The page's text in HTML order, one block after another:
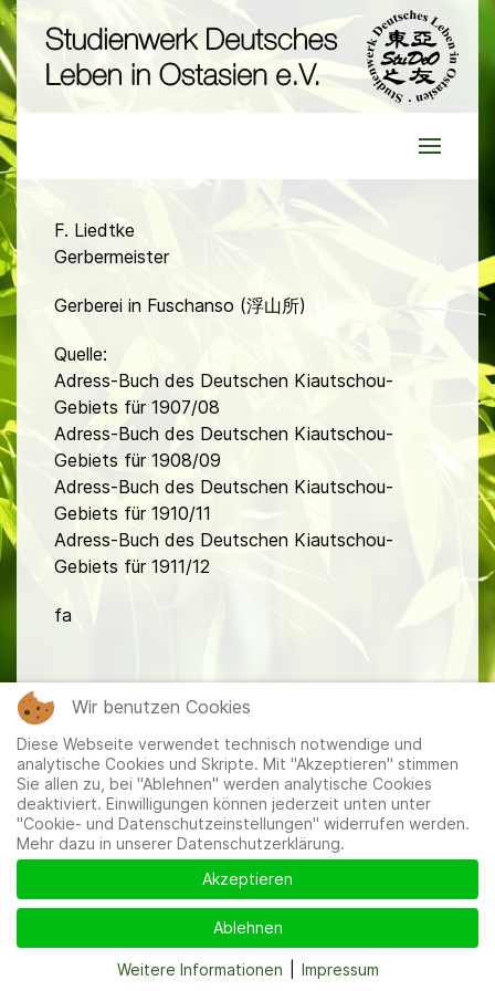
F. Liedtke
Gerbermeister
Gerberei in Fuschanso (浮山所)
Quelle:
Adress-Buch des Deutschen Kiautschou-
Gebiets für 1907/08
Adress-Buch des Deutschen Kiautschou-
Gebiets für 1908/09
Adress-Buch des Deutschen Kiautschou-
Gebiets für 1910/11
Adress-Buch des Deutschen Kiautschou-
Gebiets für 1911/12
fa
Mitglieder|Impressum|Datenschutzerklärung |Cookie-
und Datenschutzeinstellungen
Wir benutzen Cookies
Diese Webseite verwendet technisch notwendige und
analytische Cookies und Skripte. Mit "Akzeptieren" stimmen
Sie allen zu, bei "Ablehnen" werden analytische Cookies
deaktiviert. Einwilligungen können jederzeit unten unter
"Cookie- und Datenschutzeinstellungen" widerrufen werden.
Mehr dazu in unserer Datenschutzerklärung.
Akzeptieren
Ablehnen
Weitere Informationen Impressum